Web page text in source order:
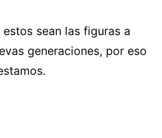
sean las figuras a
generaciones, por eso